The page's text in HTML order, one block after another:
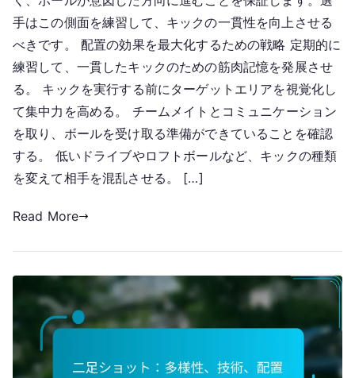
手はこの側面を練習して、キックの一貫性を向上させる
べきです。 配置の効果を最大化するための戦略 定期的に
練習して、一貫したキックのための筋肉記憶を発展させ
る。 キックを実行する前にターゲットエリアを視覚化し
て集中力を高める。 チームメイトとコミュニケーション
を取り、ボールを受け取る準備ができていることを確認
する。 低いドライブやロフトボールなど、キックの種類
を変えて相手を混乱させる。 […]
Read More